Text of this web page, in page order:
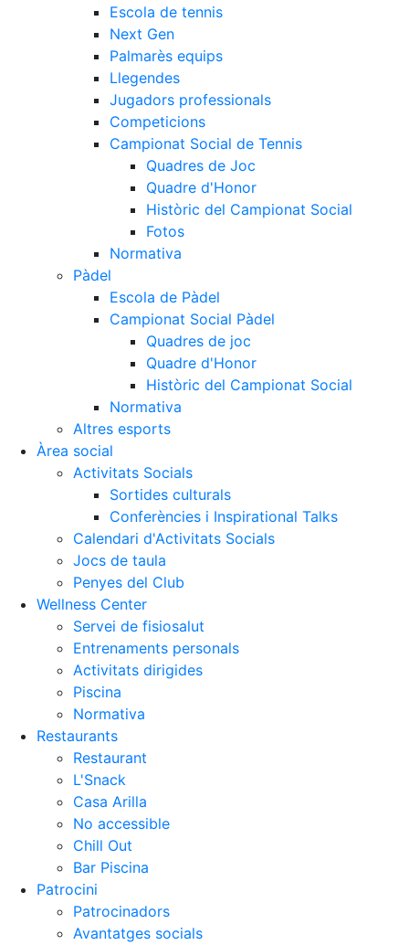
Escola de tennis
Next Gen
Palmarès equips
Llegendes
Jugadors professionals
Competicions
Campionat Social de Tennis
Quadres de Joc
Quadre d'Honor
Històric del Campionat Social
Fotos
Normativa
Pàdel
Escola de Pàdel
Campionat Social Pàdel
Quadres de joc
Quadre d'Honor
Històric del Campionat Social
Normativa
Altres esports
Àrea social
Activitats Socials
Sortides culturals
Conferències i Inspirational Talks
Calendari d'Activitats Socials
Jocs de taula
Penyes del Club
Wellness Center
Servei de fisiosalut
Entrenaments personals
Activitats dirigides
Piscina
Normativa
Restaurants
Restaurant
L'Snack
Casa Arilla
No accessible
Chill Out
Bar Piscina
Patrocini
Patrocinadors
Avantatges socials